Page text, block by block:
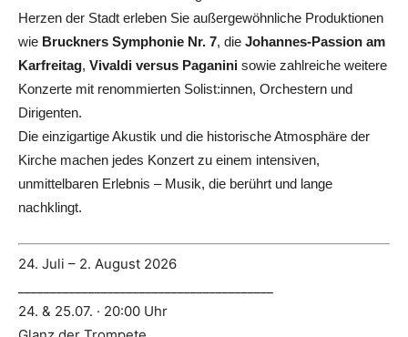
Herzen der Stadt erleben Sie außergewöhnliche Produktionen
wie Bruckners Symphonie Nr. 7, die Johannes-Passion am
Karfreitag, Vivaldi versus Paganini sowie zahlreiche weitere
Konzerte mit renommierten Solist:innen, Orchestern und
Dirigenten.
Die einzigartige Akustik und die historische Atmosphäre der
Kirche machen jedes Konzert zu einem intensiven,
unmittelbaren Erlebnis – Musik, die berührt und lange
nachklingt.
24. Juli – 2. August 2026
24. & 25.07. · 20:00 Uhr